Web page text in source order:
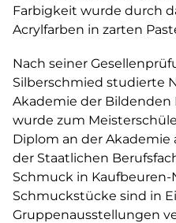
Farbigkeit wurde durch
Acrylfarben in zarten
Nach seiner
Silberschmied studierte
Akademie der Bildenden
wurde zum
Diplom an der Akademie
der Staatlichen
Schmuck in Kaufbeuren-
Schmuckstücke sind in
Gruppenausstellungen